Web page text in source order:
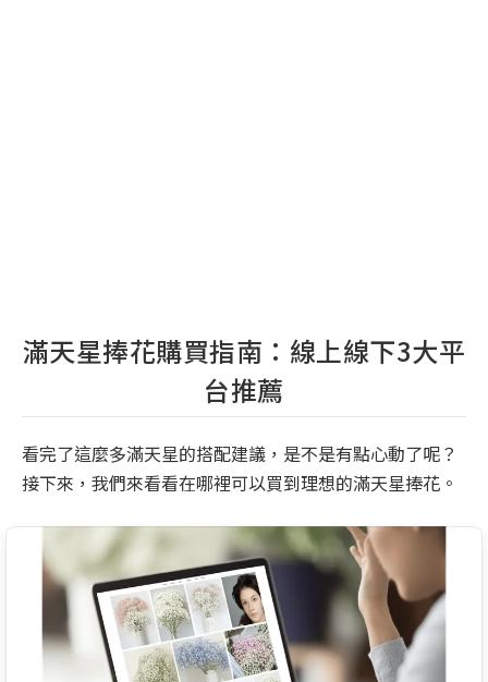
滿天星捧花購買指南：線上線下3大平
台推薦
看完了這麼多滿天星的搭配建議，是不是有點心動了呢？
接下來，我們來看看在哪裡可以買到理想的滿天星捧花。